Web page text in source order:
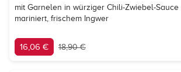
mit Garnelen in würziger Chili-Zwiebel-Sauce
mariniert, frischem Ingwer
16,06 € 18,90 €